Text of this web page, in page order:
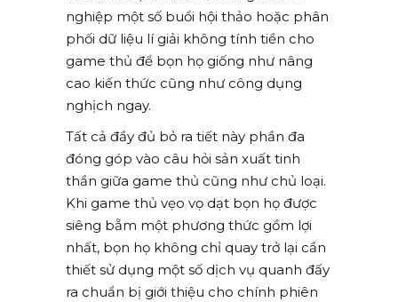
nghiệp một số buổi hội thảo hoặc phân
phối dữ liệu lí giải không tính tiền cho
game thủ để bọn họ giống như nâng
cao kiến thức cũng như công dụng
nghịch ngay.
Tất cả đầy đủ bỏ ra tiết này phần đa
đóng góp vào câu hỏi sản xuất tinh
thần giữa game thủ cũng như chủ loại.
Khi game thủ vẹo vọ dạt bọn họ được
siêng bẵm một phương thức gồm lợi
nhất, bọn họ không chỉ quay trở lại cần
thiết sử dụng một số dịch vụ quanh đấy
ra chuẩn bị giới thiệu cho chính phiên